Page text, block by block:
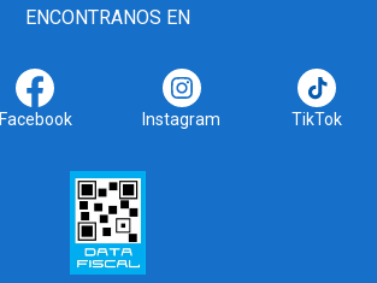
ENCONTRANOS EN
Facebook Instagram TikTok